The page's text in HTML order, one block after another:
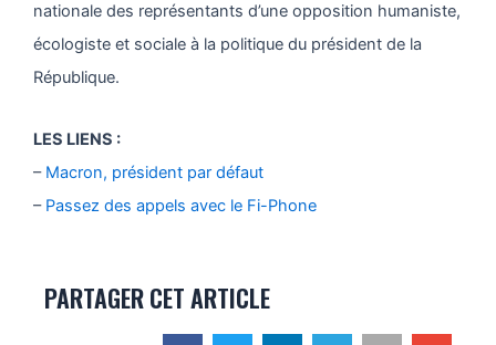
nationale des représentants d’une opposition humaniste,
écologiste et sociale à la politique du président de la
République.
LES LIENS :
– Macron, président par défaut
– Passez des appels avec le Fi-Phone
PARTAGER CET ARTICLE